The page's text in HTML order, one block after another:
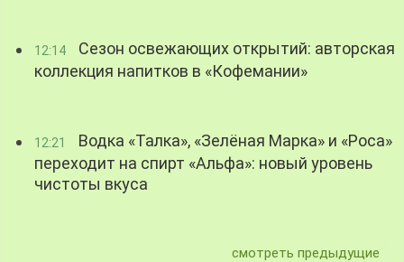
12:14
Сезон освежающих открытий: авторская
коллекция напитков в «Кофемании»
12:21
Водка «Талка», «Зелёная Марка» и «Роса»
переходит на спирт «Альфа»: новый уровень
чистоты вкуса
смотреть предыдущие